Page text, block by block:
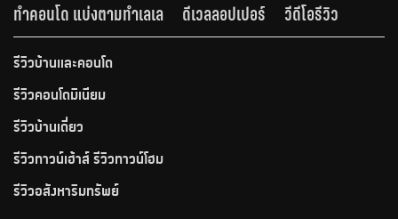
ทำคอนโด แบ่งตามทำเลเล
ดีเวลลอปเปอร์ วีดีโอรีวิว
รีวิวบ้านและคอนโด
รีวิวคอนโดมิเนียม
รีวิวบ้านเดี่ยว
รีวิวทาวน์เฮ้าส์ รีวิวทาวน์โฮม
รีวิวอสังหาริมทรัพย์